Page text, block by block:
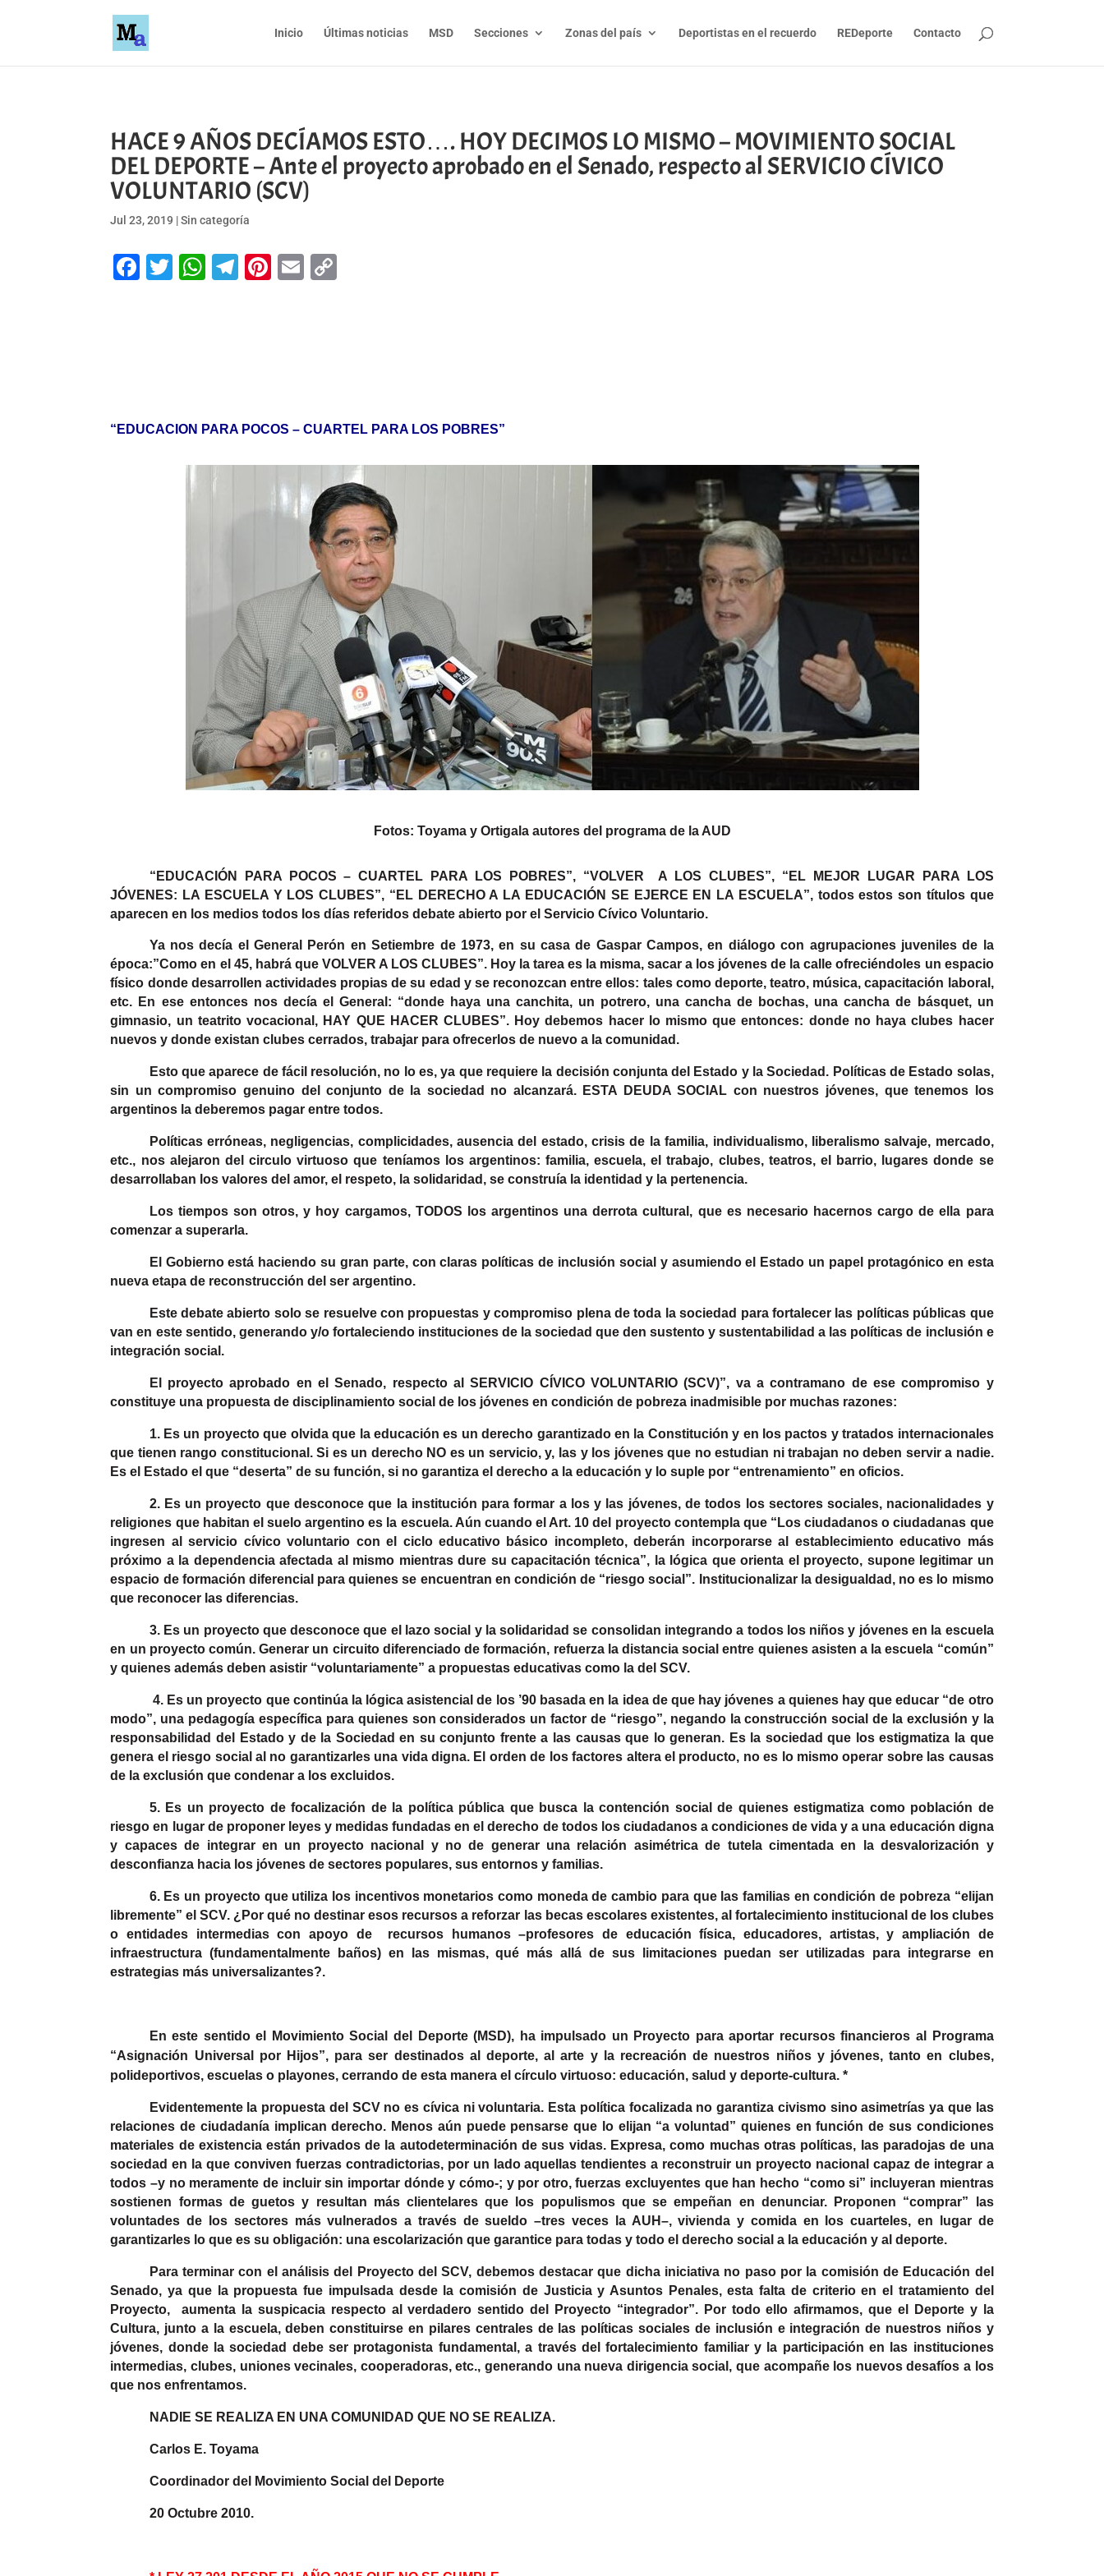
Inicio Últimas noticias MSD Secciones Zonas del país Deportistas en el recuerdo REDeporte Contacto
HACE 9 AÑOS DECÍAMOS ESTO…. HOY DECIMOS LO MISMO – MOVIMIENTO SOCIAL
DEL DEPORTE – Ante el proyecto aprobado en el Senado, respecto al SERVICIO CÍVICO
VOLUNTARIO (SCV)
Jul 23, 2019 |Sin categoría
Facebook
Twitter
WhatsApp
Telegram
Pinterest
Email
“EDUCACION PARA POCOS – CUARTEL PARA LOS POBRES”
Fotos: Toyama y Ortigala autores del programa de la AUD
“ EDUCACIÓN
PARA POCOS – CUARTEL PARA LOS POBRES”, “VOLVER A LOS CLUBES”, “EL MEJOR LUGAR PARA LOS
JÓVENES: LA ESCUELA Y LOS CLUBES”, “EL DERECHO A LA EDUCACIÓN SE EJERCE EN LA ESCUELA”, todos estos son títulos que
aparecen en los medios todos los días referidos debate abierto por el Servicio Cívico Voluntario.
Ya nos decía el General Perón en Setiembre de 1973, en su casa de Gaspar Campos, en diálogo con agrupaciones juveniles de la
época:”Como en el 45, habrá que VOLVER A LOS CLUBES”. Hoy la tarea es la misma, sacar a los jóvenes de la calle ofreciéndoles un espacio
físico donde desarrollen actividades propias de su edad y se reconozcan entre ellos: tales como deporte, teatro, música, capacitación laboral,
etc. En ese entonces nos decía el General: “donde haya una canchita, un potrero, una cancha de bochas, una cancha de básquet, un
gimnasio, un teatrito vocacional, HAY QUE HACER CLUBES”. Hoy debemos hacer lo mismo que entonces: donde no haya clubes hacer
nuevos y donde existan clubes cerrados, trabajar para ofrecerlos de nuevo a la comunidad.
Esto que aparece de fácil resolución, no lo es, ya que requiere la decisión conjunta del Estado y la Sociedad. Políticas de Estado solas,
sin un compromiso genuino del conjunto de la sociedad no alcanzará. ESTA DEUDA SOCIAL con nuestros jóvenes, que tenemos los
argentinos la deberemos pagar entre todos.
Políticas erróneas, negligencias, complicidades, ausencia del estado, crisis de la familia, individualismo, liberalismo salvaje, mercado,
etc., nos alejaron del circulo virtuoso que teníamos los argentinos: familia, escuela, el trabajo, clubes, teatros, el barrio, lugares donde se
desarrollaban los valores del amor, el respeto, la solidaridad, se construía la identidad y la pertenencia.
Los tiempos son otros, y hoy cargamos, TODOS los argentinos una derrota cultural, que es necesario hacernos cargo de ella para
comenzar a superarla.
El Gobierno está haciendo su gran parte, con claras políticas de inclusión social y asumiendo el Estado un papel protagónico en esta
nueva etapa de reconstrucción del ser argentino.
Este debate abierto solo se resuelve con propuestas y compromiso plena de toda la sociedad para fortalecer las políticas públicas que
van en este sentido, generando y/o fortaleciendo instituciones de la sociedad que den sustento y sustentabilidad a las políticas de inclusión e
integración social.
El proyecto aprobado en el Senado, respecto al SERVICIO CÍVICO VOLUNTARIO (SCV)”, va a contramano de ese compromiso y
constituye una propuesta de disciplinamiento social de los jóvenes en condición de pobreza inadmisible por muchas razones:
1. Es un proyecto que olvida que la educación es un derecho garantizado en la Constitución y en los pactos y tratados internacionales
que tienen rango constitucional. Si es un derecho NO es un servicio, y, las y los jóvenes que no estudian ni trabajan no deben servir a nadie.
Es el Estado el que “deserta” de su función, si no garantiza el derecho a la educación y lo suple por “entrenamiento” en oficios.
2. Es un proyecto que desconoce que la institución para formar a los y las jóvenes, de todos los sectores sociales, nacionalidades y
religiones que habitan el suelo argentino es la escuela. Aún cuando el Art. 10 del proyecto contempla que “Los ciudadanos o ciudadanas que
ingresen al servicio cívico voluntario con el ciclo educativo básico incompleto, deberán incorporarse al establecimiento educativo más
próximo a la dependencia afectada al mismo mientras dure su capacitación técnica”, la lógica que orienta el proyecto, supone legitimar un
espacio de formación diferencial para quienes se encuentran en condición de “riesgo social”. Institucionalizar la desigualdad, no es lo mismo
que reconocer las diferencias.
3. Es un proyecto que desconoce que el lazo social y la solidaridad se consolidan integrando a todos los niños y jóvenes en la escuela
en un proyecto común. Generar un circuito diferenciado de formación, refuerza la distancia social entre quienes asisten a la escuela “común”
y quienes además deben asistir “voluntariamente” a propuestas educativas como la del SCV.
4. Es un proyecto que continúa la lógica asistencial de los ’90 basada en la idea de que hay jóvenes a quienes hay que educar “de otro
modo”, una pedagogía específica para quienes son considerados un factor de “riesgo”, negando la construcción social de la exclusión y la
responsabilidad del Estado y de la Sociedad en su conjunto frente a las causas que lo generan. Es la sociedad que los estigmatiza la que
genera el riesgo social al no garantizarles una vida digna. El orden de los factores altera el producto, no es lo mismo operar sobre las causas
de la exclusión que condenar a los excluidos.
5. Es un proyecto de focalización de la política pública que busca la contención social de quienes estigmatiza como población de
riesgo en lugar de proponer leyes y medidas fundadas en el derecho de todos los ciudadanos a condiciones de vida y a una educación digna
y capaces de integrar en un proyecto nacional y no de generar una relación asimétrica de tutela cimentada en la desvalorización y
desconfianza hacia los jóvenes de sectores populares, sus entornos y familias.
6. Es un proyecto que utiliza los incentivos monetarios como moneda de cambio para que las familias en condición de pobreza “elijan
libremente” el SCV. ¿Por qué no destinar esos recursos a reforzar las becas escolares existentes, al fortalecimiento institucional de los clubes
o entidades intermedias con apoyo de recursos humanos –profesores de educación física, educadores, artistas, y ampliación de
infraestructura (fundamentalmente baños) en las mismas, qué más allá de sus limitaciones puedan ser utilizadas para integrarse en
estrategias más universalizantes?.
En este sentido el Movimiento Social del Deporte (MSD), ha impulsado un Proyecto para aportar recursos financieros al Programa
“Asignación Universal por Hijos”, para ser destinados al deporte, al arte y la recreación de nuestros niños y jóvenes, tanto en clubes,
polideportivos, escuelas o playones, cerrando de esta manera el círculo virtuoso: educación, salud y deporte-cultura.*
Evidentemente la propuesta del SCV no es cívica ni voluntaria. Esta política focalizada no garantiza civismo sino asimetrías ya que las
relaciones de ciudadanía implican derecho. Menos aún puede pensarse que lo elijan “a voluntad” quienes en función de sus condiciones
materiales de existencia están privados de la autodeterminación de sus vidas. Expresa, como muchas otras políticas, las paradojas de una
sociedad en la que conviven fuerzas contradictorias, por un lado aquellas tendientes a reconstruir un proyecto nacional capaz de integrar a
todos –y no meramente de incluir sin importar dónde y cómo-; y por otro, fuerzas excluyentes que han hecho “como si” incluyeran mientras
sostienen formas de guetos y resultan más clientelares que los populismos que se empeñan en denunciar. Proponen “comprar” las
voluntades de los sectores más vulnerados a través de sueldo –tres veces la AUH–, vivienda y comida en los cuarteles, en lugar de
garantizarles lo que es su obligación: una escolarización que garantice para todas y todo el derecho social a la educación y al deporte.
Para terminar con el análisis del Proyecto del SCV, debemos destacar que dicha iniciativa no paso por la comisión de Educación del
Senado, ya que la propuesta fue impulsada desde la comisión de Justicia y Asuntos Penales, esta falta de criterio en el tratamiento del
Proyecto, aumenta la suspicacia respecto al verdadero sentido del Proyecto “integrador”. Por todo ello afirmamos, que el Deporte y la
Cultura, junto a la escuela, deben constituirse en pilares centrales de las políticas sociales de inclusión e integración de nuestros niños y
jóvenes, donde la sociedad debe ser protagonista fundamental, a través del fortalecimiento familiar y la participación en las instituciones
intermedias, clubes, uniones vecinales, cooperadoras, etc., generando una nueva dirigencia social, que acompañe los nuevos desafíos a los
que nos enfrentamos.
NADIE SE REALIZA EN UNA COMUNIDAD QUE NO SE REALIZA.
Carlos E. Toyama
Coordinador del Movimiento Social del Deporte
20 Octubre 2010.